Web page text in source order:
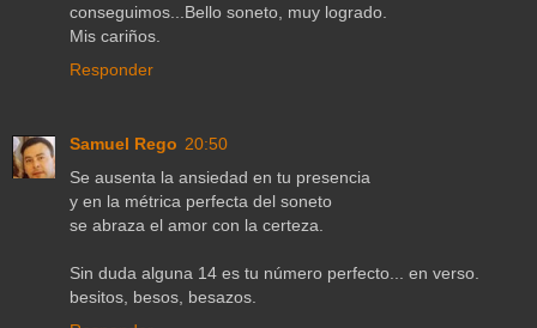
conseguimos...Bello soneto, muy logrado.
Mis cariños.
Responder
Samuel Rego 20:50
Se ausenta la ansiedad en tu presencia
y en la métrica perfecta del soneto
se abraza el amor con la certeza.
Sin duda alguna 14 es tu número perfecto... en verso.
besitos, besos, besazos.